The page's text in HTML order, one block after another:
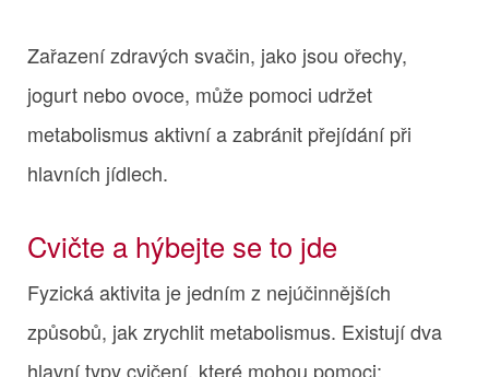
Zařazení zdravých svačin, jako jsou ořechy,
jogurt nebo ovoce, může pomoci udržet
metabolismus aktivní a zabránit přejídání při
hlavních jídlech.
Cvičte a hýbejte se to jde
Fyzická aktivita je jedním z nejúčinnějších
způsobů, jak zrychlit metabolismus. Existují dva
hlavní typy cvičení, které mohou pomoci: